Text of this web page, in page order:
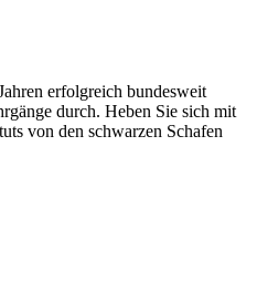
erfolgreich bundesweit
durch. Heben Sie sich mit
von den schwarzen Schafen